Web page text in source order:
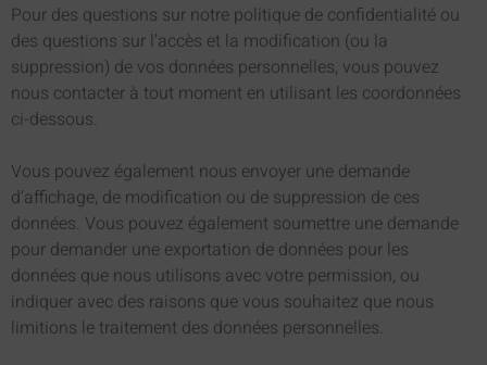
Pour des questions sur notre politique de confidentialité ou
des questions sur l’accès et la modification (ou la
suppression) de vos données personnelles, vous pouvez
nous contacter à tout moment en utilisant les coordonnées
ci-dessous.
Vous pouvez également nous envoyer une demande
d’affichage, de modification ou de suppression de ces
données. Vous pouvez également soumettre une demande
pour demander une exportation de données pour les
données que nous utilisons avec votre permission, ou
indiquer avec des raisons que vous souhaitez que nous
limitions le traitement des données personnelles.